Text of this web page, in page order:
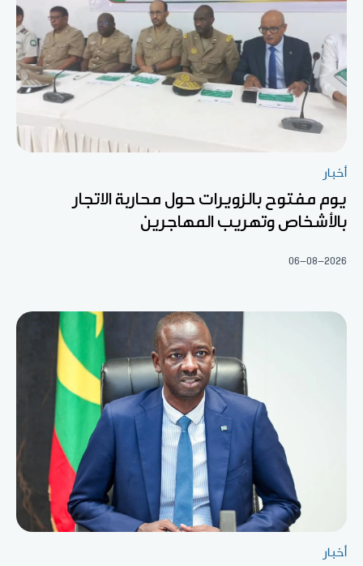
أخبار
يوم مفتوح بالزويرات حول محاربة الاتجار
بالأشخاص وتهريب المهاجرين
06-08-2026
أخبار